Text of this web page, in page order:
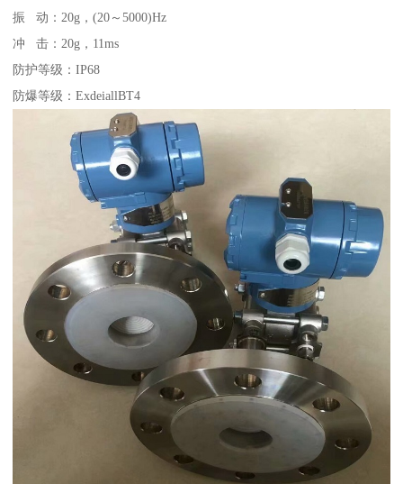
振 动：20g，(20～5000)Hz
冲 击：20g，11ms
防护等级：IP68
防爆等级：ExdeiallBT4